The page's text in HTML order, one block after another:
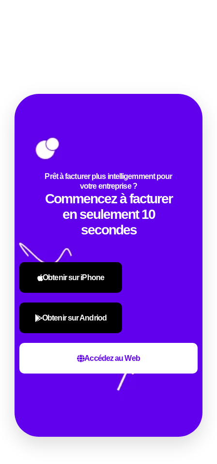
Prêt à facturer plus intelligemment pour
votre entreprise ?
Commencez à facturer
en seulement 10
secondes
Obtenir sur iPhone
Obtenir sur Andriod
Accédez au Web